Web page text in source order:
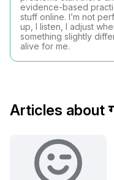
evidence-based
stuff online. I’m not
up, I listen, I adjust
something slightly
alive for me.
Articles about